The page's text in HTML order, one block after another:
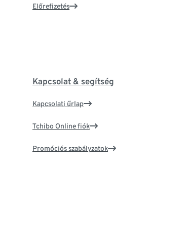
Előrefizetés
Kapcsolat & segítség
Kapcsolati űrlap
Tchibo Online fiók
Promóciós szabályzatok